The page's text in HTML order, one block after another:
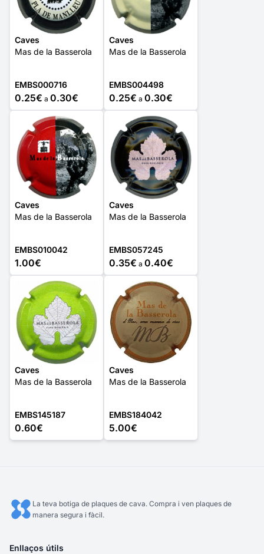
Caves
Mas de la Basserola
EMBS000716
0.25€ a 0.30€
Caves
Mas de la Basserola
EMBS004498
0.25€ a 0.30€
Caves
Mas de la Basserola
EMBS010042
1.00€
Caves
Mas de la Basserola
EMBS057245
0.35€ a 0.40€
Caves
Mas de la Basserola
EMBS145187
0.60€
Caves
Mas de la Basserola
EMBS184042
5.00€
La teva botiga de plaques de cava. Compra i ven plaques de
manera segura i fàcil.
Enllaços útils